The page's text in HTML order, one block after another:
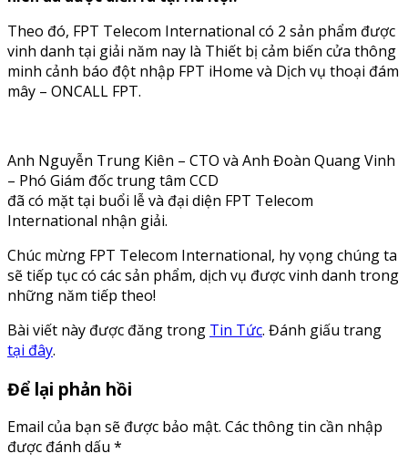
Theo đó, FPT Telecom International có 2 sản phẩm được
vinh danh tại giải năm nay là Thiết bị cảm biến cửa thông
minh cảnh báo đột nhập FPT iHome và Dịch vụ thoại đám
mây – ONCALL FPT.
Anh Nguyễn Trung Kiên – CTO và Anh Đoàn Quang Vinh
– Phó Giám đốc trung tâm CCD
đã có mặt tại buổi lễ và đại diện FPT Telecom
International nhận giải.
Chúc mừng FPT Telecom International, hy vọng chúng ta
sẽ tiếp tục có các sản phẩm, dịch vụ được vinh danh trong
những năm tiếp theo!
Bài viết này được đăng trong Tin Tức. Đánh giấu trang
tại đây.
Để lại phản hồi
Email của bạn sẽ được bảo mật. Các thông tin cần nhập
được đánh dấu *